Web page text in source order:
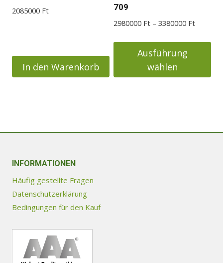
2085000 Ft
In den Warenkorb
709
2980000 Ft – 3380000 Ft
bis
Ausführung
wählen
INFORMATIONEN
Häufig gestellte Fragen
Datenschutzerklärung
Bedingungen für den Kauf